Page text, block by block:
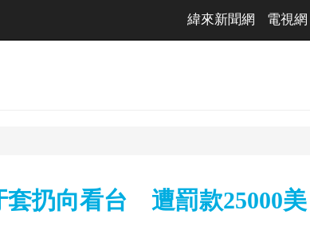
緯來新聞網 電視網
扔向看台 遭罰款25000美